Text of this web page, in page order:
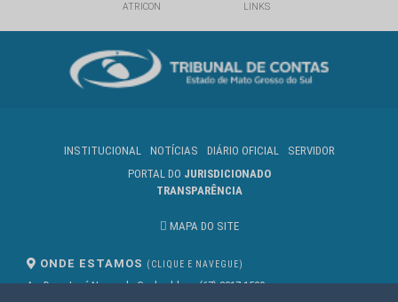
ATRICON LINKS
INSTITUCIONAL NOTÍCIAS DIÁRIO OFICIAL
SERVIDOR
PORTAL DO JURISDICIONADO
TRANSPARÊNCIA
MAPA DO SITE
ONDE ESTAMOS (CLIQUE E NAVEGUE)
Av. Des. José Nunes da Cunha, bloco(67) 3317-1500